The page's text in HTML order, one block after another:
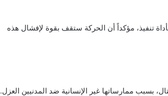
تنفيذ، مؤكداً أن الحركة ستقف بقوة لإفشال هذه
بسبب ممارساتها غير الإنسانية ضد المدنيين العزل.